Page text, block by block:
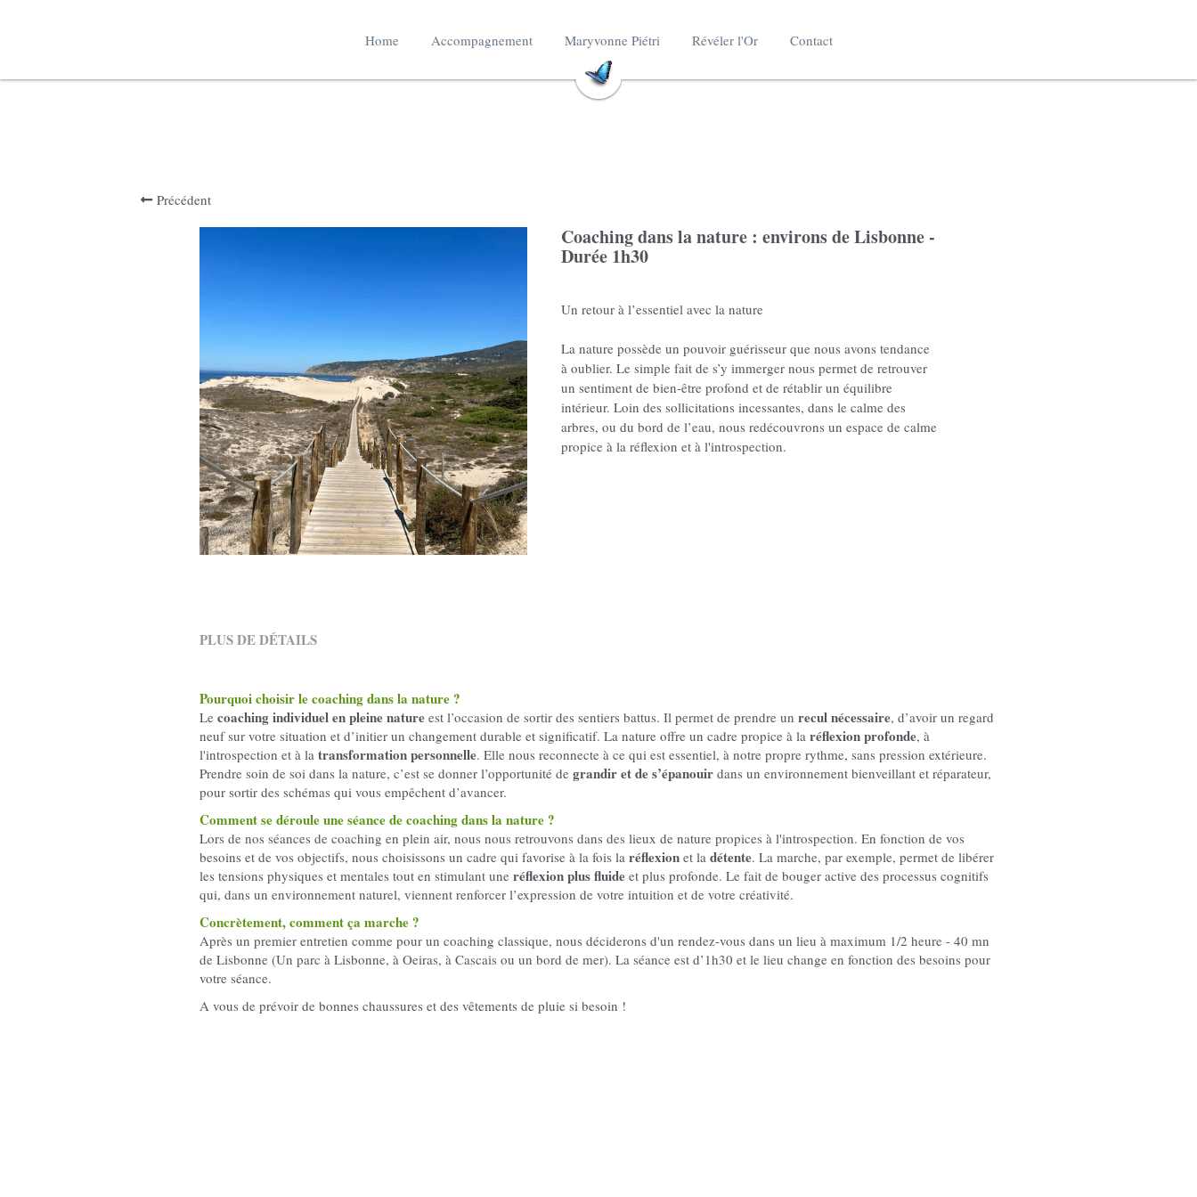
Home Accompagnement Maryvonne Piétri Révéler l'Or Contact
Précédent
Coaching dans la nature : environs de Lisbonne -
Durée 1h30
Un retour à l’essentiel avec la nature
La nature possède un pouvoir guérisseur que nous avons tendance
à oublier. Le simple fait de s’y immerger nous permet de retrouver
un sentiment de bien-être profond et de rétablir un équilibre
intérieur. Loin des sollicitations incessantes, dans le calme des
arbres, ou du bord de l’eau, nous redécouvrons un espace de calme
propice à la réflexion et à l'introspection.
PLUS DE DÉTAILS
Pourquoi choisir le coaching dans la nature ?
Le coaching individuel en pleine nature est l’occasion de sortir des sentiers battus. Il permet de prendre un recul nécessaire, d’avoir un regard
neuf sur votre situation et d’initier un changement durable et significatif. La nature offre un cadre propice à la réflexion profonde, à
l'introspection et à la transformation personnelle. Elle nous reconnecte à ce qui est essentiel, à notre propre rythme, sans pression extérieure.
Prendre soin de soi dans la nature, c’est se donner l’opportunité de grandir et de s’épanouir dans un environnement bienveillant et réparateur,
pour sortir des schémas qui vous empêchent d’avancer.
Comment se déroule une séance de coaching dans la nature ?
Lors de nos séances de coaching en plein air, nous nous retrouvons dans des lieux de nature propices à l'introspection. En fonction de vos
besoins et de vos objectifs, nous choisissons un cadre qui favorise à la fois la réflexion et la détente. La marche, par exemple, permet de libérer
les tensions physiques et mentales tout en stimulant une réflexion plus fluide et plus profonde. Le fait de bouger active des processus cognitifs
qui, dans un environnement naturel, viennent renforcer l’expression de votre intuition et de votre créativité.
Concrètement, comment ça marche ?
Après un premier entretien comme pour un coaching classique, nous déciderons d'un rendez-vous dans un lieu à maximum 1/2 heure - 40 mn
de Lisbonne (Un parc à Lisbonne, à Oeiras, à Cascais ou un bord de mer). La séance est d’1h30 et le lieu change en fonction des besoins pour
votre séance.
A vous de prévoir de bonnes chaussures et des vêtements de pluie si besoin !